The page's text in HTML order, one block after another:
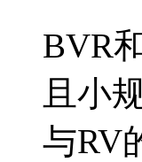
BVR
且小
与RV